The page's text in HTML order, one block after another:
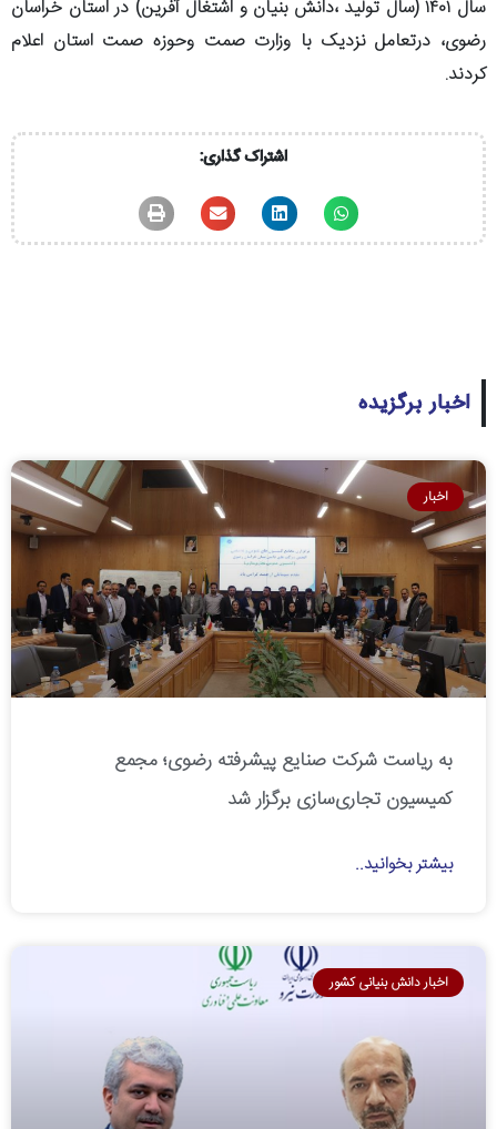
سال ۱۴۰۱ (سال تولید ،دانش بنیان و اشتغال آفرین) در استان خراسان
رضوی، درتعامل نزدیک با وزارت صمت وحوزه صمت استان اعلام
کردند.
اشتراک گذاری:
اخبار برگزیده
اخبار
به ریاست شرکت صنایع پیشرفته رضوی؛ مجمع
کمیسیون تجاری‌سازی برگزار شد
بیشتر بخوانید..
اخبار دانش بنیانی کشور